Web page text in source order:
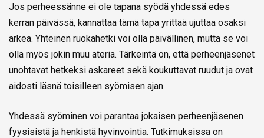
Jos perheessänne ei ole tapana syödä yhdessä edes
kerran päivässä, kannattaa tämä tapa yrittää ujuttaa osaksi
arkea. Yhteinen ruokahetki voi olla päivällinen, mutta se voi
olla myös jokin muu ateria. Tärkeintä on, että perheenjäsenet
unohtavat hetkeksi askareet sekä koukuttavat ruudut ja ovat
aidosti läsnä toisilleen syömisen ajan.
Yhdessä syöminen voi parantaa jokaisen perheenjäsenen
fyysisistä ja henkistä hyvinvointia. Tutkimuksissa on